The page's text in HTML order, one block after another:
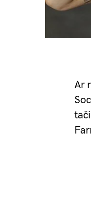
Ar